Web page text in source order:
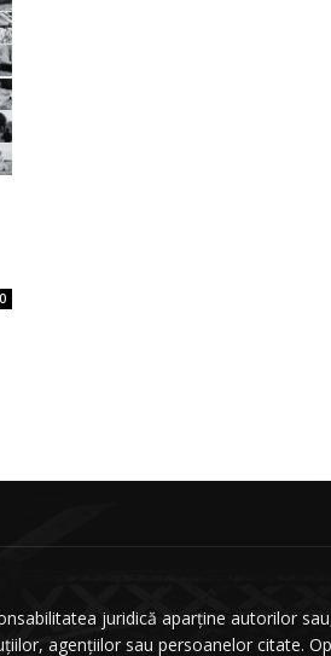
0
juridică aparține autorilor
agențiilor sau persoanelor citate.